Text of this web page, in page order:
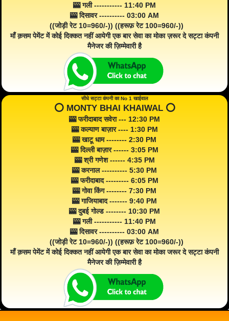
🎰 गली ----------- 11:40 PM
🎰 दिसावर ---------- 03:00 AM
((जोड़ी रेट 10=960/-)) ((हरूफ़ रेट 100=960/-))
माँ क़सम पेमेंट में कोई दिक्कत नहीं आयेगी एक बार सेवा का मोका ज़रूर दे सट्टा कंपनी
मैनेजर की ज़िम्मेवारी है
सीधे सट्टा कंपनी का No 1 खाईवाल
⭕️ MONTY BHAI KHAIWAL ⭕️
🎰 फरीदाबाद सवेरा --- 12:30 PM
🎰 कल्याण बाज़ार ---- 1:30 PM
🎰 खाटू धाम -------- 2:30 PM
🎰 दिल्ली बाज़ार ------ 3:05 PM
🎰 श्री गणेश ------ 4:35 PM
🎰 करनाल ---------- 5:30 PM
🎰 फरीदाबाद --------- 6:05 PM
🎰 गोवा किंग -------- 7:30 PM
🎰 गाजियाबाद ------- 9:40 PM
🎰 दुबई गोल्ड -------- 10:30 PM
🎰 गली ----------- 11:40 PM
🎰 दिसावर ---------- 03:00 AM
((जोड़ी रेट 10=960/-)) ((हरूफ़ रेट 100=960/-))
माँ क़सम पेमेंट में कोई दिक्कत नहीं आयेगी एक बार सेवा का मोका जरूर दे सट्टा कंपनी
मैनेजर की ज़िम्मेवारी है